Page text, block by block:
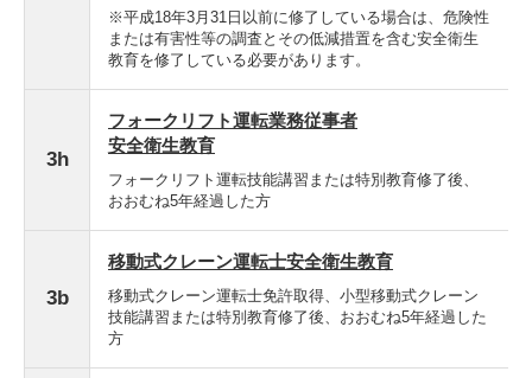
※平成18年3月31日以前に修了している場合は、危険性
または有害性等の調査とその低減措置を含む安全衛生
教育を修了している必要があります。
3h
フォークリフト運転業務従事者
安全衛生教育
フォークリフト運転技能講習または特別教育修了後、
おおむね5年経過した方
3b
移動式クレーン運転士安全衛生教育
移動式クレーン運転士免許取得、小型移動式クレーン
技能講習または特別教育修了後、おおむね5年経過した
方